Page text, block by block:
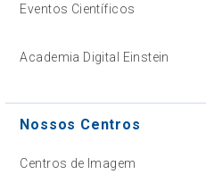
Eventos Científicos
Academia Digital Einstein
Nossos Centros
Centros de Imagem